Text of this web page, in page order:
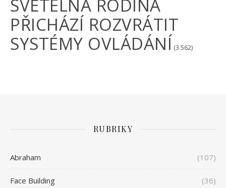
SVĚTELNÁ RODINA
PŘICHÁZÍ ROZVRÁTIT
SYSTÉMY OVLÁDÁNÍ (3 562)
RUBRIKY
Abraham (107)
Face Building (36)